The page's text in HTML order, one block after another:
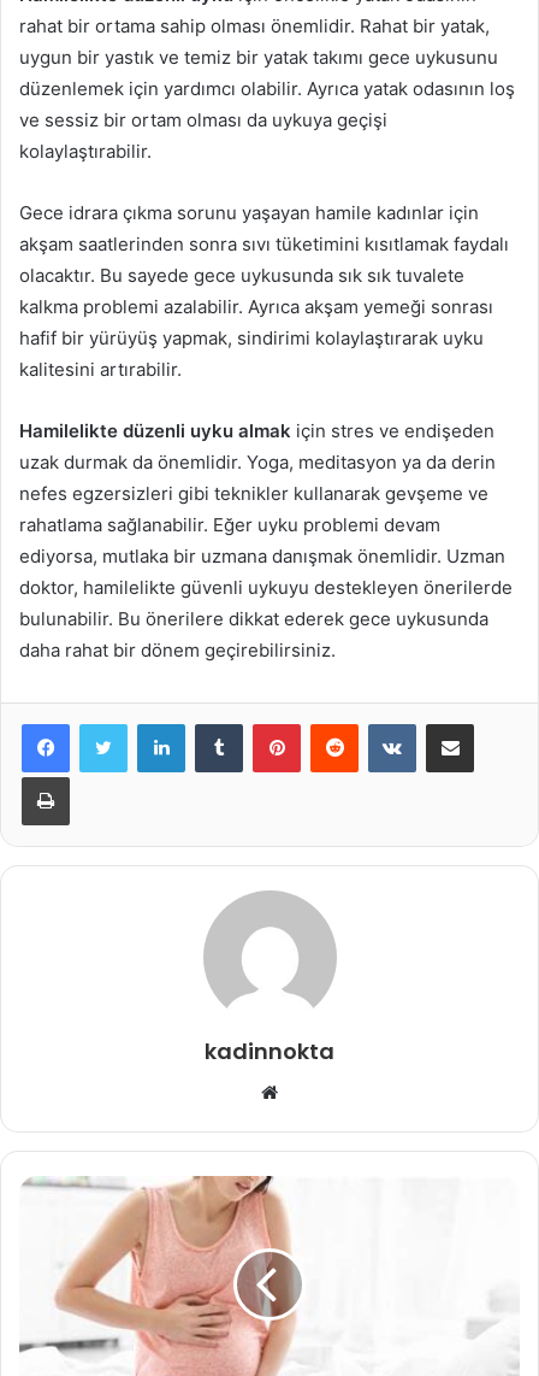
rahat bir ortama sahip olması önemlidir. Rahat bir yatak,
uygun bir yastık ve temiz bir yatak takımı gece uykusunu
düzenlemek için yardımcı olabilir. Ayrıca yatak odasının loş
ve sessiz bir ortam olması da uykuya geçişi
kolaylaştırabilir.
Gece idrara çıkma sorunu yaşayan hamile kadınlar için
akşam saatlerinden sonra sıvı tüketimini kısıtlamak faydalı
olacaktır. Bu sayede gece uykusunda sık sık tuvalete
kalkma problemi azalabilir. Ayrıca akşam yemeği sonrası
hafif bir yürüyüş yapmak, sindirimi kolaylaştırarak uyku
kalitesini artırabilir.
Hamilelikte düzenli uyku almak için stres ve endişeden
uzak durmak da önemlidir. Yoga, meditasyon ya da derin
nefes egzersizleri gibi teknikler kullanarak gevşeme ve
rahatlama sağlanabilir. Eğer uyku problemi devam
ediyorsa, mutlaka bir uzmana danışmak önemlidir. Uzman
doktor, hamilelikte güvenli uykuyu destekleyen önerilerde
bulunabilir. Bu önerilere dikkat ederek gece uykusunda
daha rahat bir dönem geçirebilirsiniz.
LinkedInTumblr PinterestReddit VKontakteE-Posta ile paylaş
Yazdır
kadinnokta
Web